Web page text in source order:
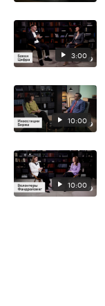
3:00
10:00
10:00